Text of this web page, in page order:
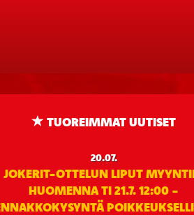
TUOREIMMAT UUTISET
20.07.
JOKERIT-OTTELUN LIPUT
HUOMENNA TI 21.7. 12:00 -